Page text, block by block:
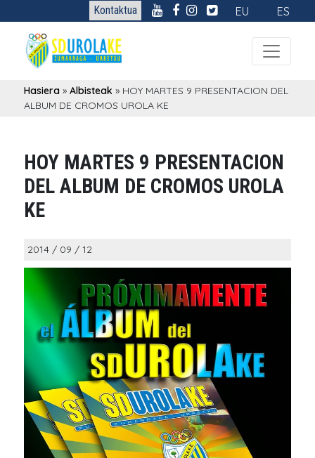
Kontaktua EU ES
Hasiera »Albisteak » HOY MARTES 9 PRESENTACION DEL
ALBUM DE CROMOS UROLA KE
HOY MARTES 9 PRESENTACION
DEL ALBUM DE CROMOS UROLA
KE
2014 / 09 / 12